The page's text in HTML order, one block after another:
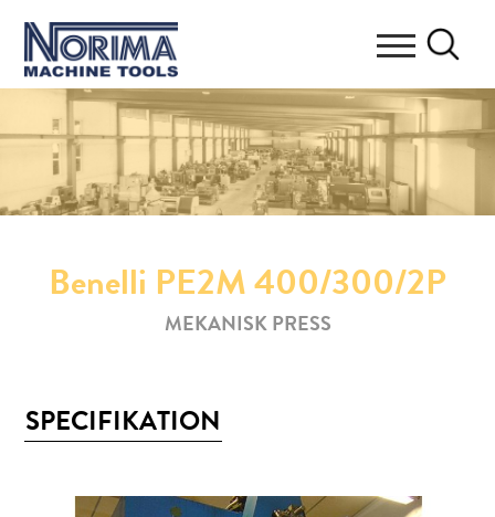
Benelli PE2M 400/300/2P
MEKANISK PRESS
SPECIFIKATION